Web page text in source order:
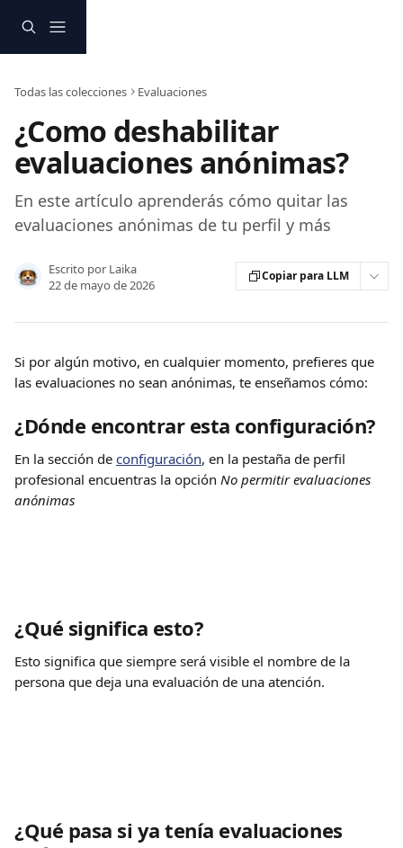
Todas las colecciones Evaluaciones
¿Como deshabilitar
evaluaciones anónimas?
En este artículo aprenderás cómo quitar las
evaluaciones anónimas de tu perfil y más
Escrito por Laika
22 de mayo de 2026
Copiar para LLM
Si por algún motivo, en cualquier momento, prefieres que
las evaluaciones no sean anónimas, te enseñamos cómo:
¿Dónde encontrar esta configuración?
En la sección de configuración, en la pestaña de perfil
profesional encuentras la opción No permitir evaluaciones
anónimas
¿Qué significa esto?
Esto significa que siempre será visible el nombre de la
persona que deja una evaluación de una atención.
¿Qué pasa si ya tenía evaluaciones